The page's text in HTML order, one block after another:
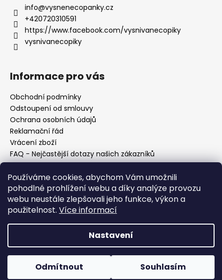
Používáme cookies, abychom Vám umožnili
pohodlné prohlížení webu a díky analýze provozu
webu neustále zlepšovali jeho funkce, výkon a
použitelnost. Více informací
Nastavení
Odmítnout Souhlasím
info@vysnenecopanky.cz
+420720310591
https://www.facebook.com/vysnivanecopiky
vysnivanecopiky
Informace pro vás
Obchodní podmínky
Odstoupení od smlouvy
Ochrana osobních údajů
Reklamační řád
Vrácení zboží
FAQ - Nejčastější dotazy našich zákazníků
Mapa braiderek
Kurz zapletání vlasů
Blog
O nás
Kontakt
Copyright 2026Vysněné copánky. Všechna práva